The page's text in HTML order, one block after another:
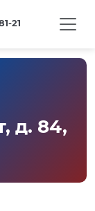
21
д. 84,